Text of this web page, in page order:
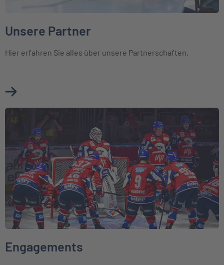
Unsere Partner
Hier erfahren Sie alles über unsere Partnerschaften.
Mehr über Unsere Partner erfahren
Weiter zu Engagements
Engagements